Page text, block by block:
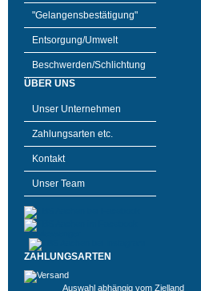
"Gelangensbestätigung"
Entsorgung/Umwelt
Beschwerden/Schlichtung
ÜBER UNS
Unser Unternehmen
Zahlungsarten etc.
Kontakt
Unser Team
ZAHLUNGSARTEN
Auswahl abhängig vom Zielland